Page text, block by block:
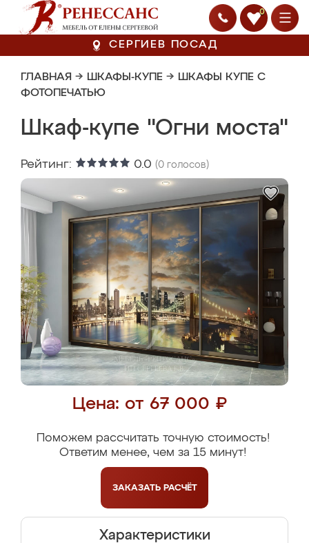
0
СЕРГИЕВ ПОСАД
ГЛАВНАЯ → ШКАФЫ-КУПЕ → ШКАФЫ КУПЕ С
ФОТОПЕЧАТЬЮ
Шкаф-купе "Огни моста"
Рейтинг: 0.0 (0 голосов)
Цена: от 67 000 ₽
Поможем рассчитать точную стоимость!
Ответим менее, чем за 15 минут!
ЗАКАЗАТЬ РАСЧЁТ
Характеристики